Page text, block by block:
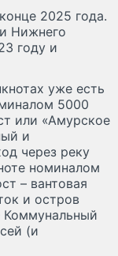
2025 года.
Нижнего
году и
уже есть
5000
или «Амурское
и
через реку
номиналом
– вантовая
и остров
Коммунальный
(и